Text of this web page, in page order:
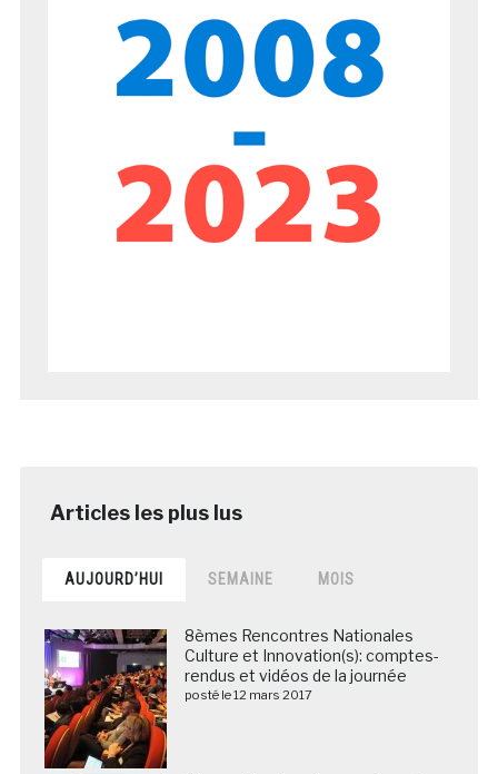
AUJOURD’HUI SEMAINE MOIS
8èmes Rencontres Nationales
Culture et Innovation(s): comptes-
rendus et vidéos de la journée
posté le 12 mars 2017